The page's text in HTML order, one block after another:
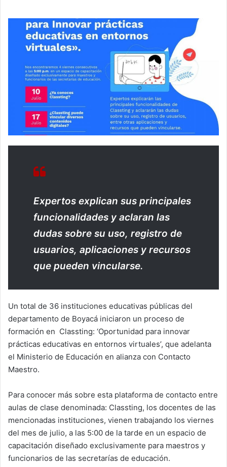
Expertos explican sus principales
funcionalidades y aclaran las
dudas sobre su uso, registro de
usuarios, aplicaciones y recursos
que pueden vincularse.
Un total de 36 instituciones educativas públicas del
departamento de Boyacá iniciaron un proceso de
formación en Classting: ‘Oportunidad para innovar
prácticas educativas en entornos virtuales’, que adelanta
el Ministerio de Educación en alianza con Contacto
Maestro.
Para conocer más sobre esta plataforma de contacto entre
aulas de clase denominada: Classting, los docentes de las
mencionadas instituciones, vienen trabajando los viernes
del mes de julio, a las 5:00 de la tarde en un espacio de
capacitación diseñado exclusivamente para maestros y
funcionarios de las secretarías de educación.